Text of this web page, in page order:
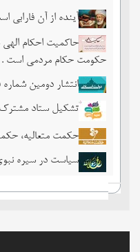
آینده از آن فارابی
حاکمیت احکام الهی
حکومت حکام مردمی است .
انتشار دومین شماره
تشکیل ستاد
حکمت متعالیه،
سیاست در سیره